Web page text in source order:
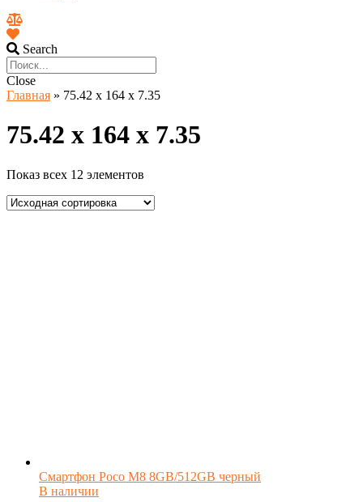
Search
Close
Главная » 75.42 x 164 x 7.35
75.42 x 164 x 7.35
Показ всех 12 элементов
Смартфон Poco M8 8GB/512GB черный
В наличии